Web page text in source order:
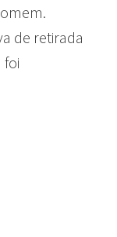
de retirada
foi